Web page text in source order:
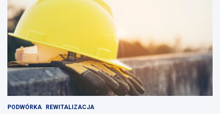
PODWÓRKA REWITALIZACJA